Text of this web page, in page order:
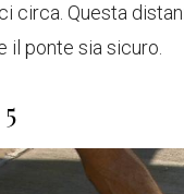
circa. Questa
il ponte sia sicuro.